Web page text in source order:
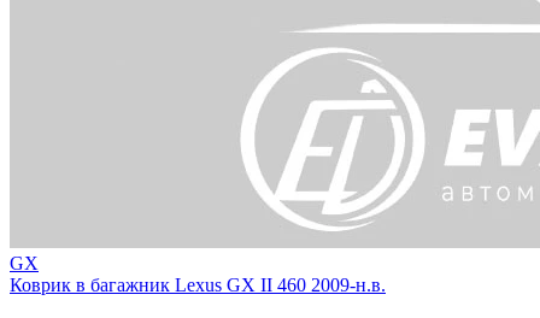
GX
Коврик в багажник Lexus GX II 460 2009-н.в.